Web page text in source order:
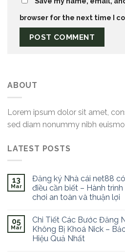
browser for the next time I
ABOUT
Lorem ipsum dolor sit amet,
sed diam nonummy nibh
LATEST POSTS
13
Mar
Đăng ký Nhà cái net88
điều cần biết – Hành
chơi an toàn và thuận lợi
05
Mar
Chi Tiết Các Bước Đăng
Không Bị Khoá Nick –
Hiệu Quả Nhất